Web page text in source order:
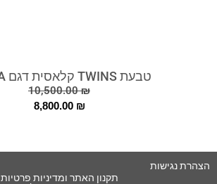
טבעת TWINS קלאסית דגם DIANA
10,500.00₪
8,800.00 ₪
הצהרת נגישות
תקנון האתר ומדיניות פרטיות